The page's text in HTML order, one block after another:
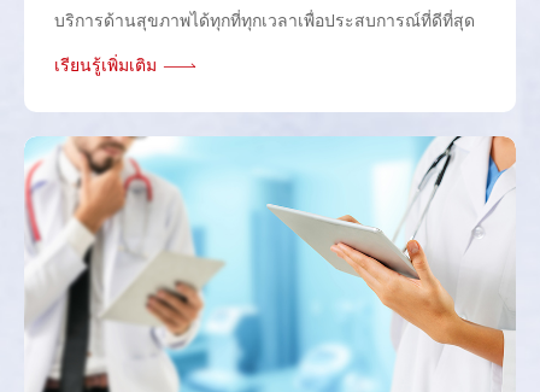
บริการด้านสุขภาพได้ทุกที่ทุกเวลาเพื่อประสบการณ์ที่ดีที่สุด
เรียนรู้เพิ่มเติม